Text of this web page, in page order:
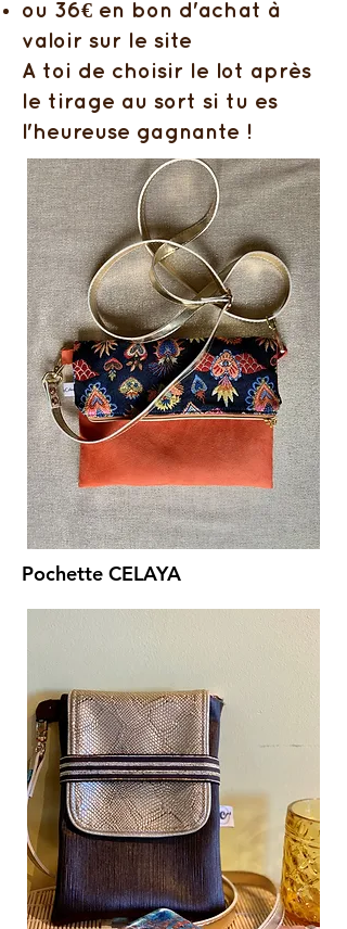
ou 36€ en bon d'achat à
valoir sur le site
A toi de choisir le lot après
le tirage au sort si tu es
l'heureuse gagnante !
Pochette CELAYA